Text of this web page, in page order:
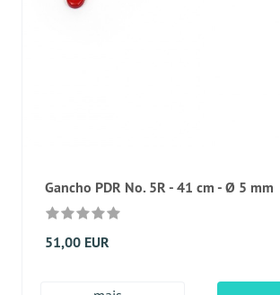
Gancho PDR No. 5R - 41 cm - Ø 5 mm
51,00 EUR